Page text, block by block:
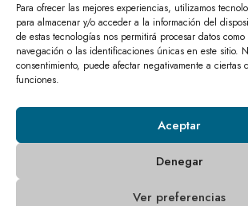
Para ofrecer las mejores experiencias, utilizamos
para almacenar y/o acceder a la información del
de estas tecnologías nos permitirá procesar datos
navegación o las identificaciones únicas en este sitio.
consentimiento, puede afectar negativamente a ciertas
funciones.
Aceptar
Denegar
Ver preferencias
© 2026 tremareszaragoza.com| Todos
reservados
Aviso legal
Política de privacidad
Programa Kit Digital cofinanciado por los fondos